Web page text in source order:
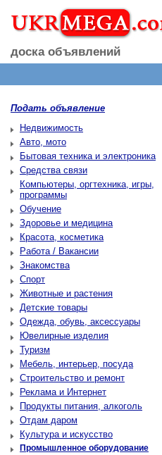
доска объявлений
Подать объявление
Недвижимость
Авто, мото
Бытовая техника и электроника
Средства связи
Компьютеры, оргтехника, игры,
программы
Обучение
Здоровье и медицина
Красота, косметика
Работа / Вакансии
Знакомства
Спорт
Животные и растения
Детские товары
Одежда, обувь, аксессуары
Ювелирные изделия
Туризм
Мебель, интерьер, посуда
Строительство и ремонт
Реклама и Интернет
Продукты питания, алкоголь
Отдам даром
Культура и искусство
Промышленное оборудование